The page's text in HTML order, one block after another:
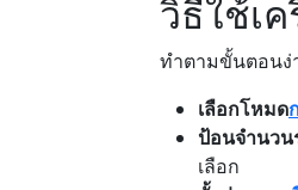
วิธีใช้เ
ทำตามขั้นตอนง่
เลือกโหมด
ป้อนจำนว
เลือก